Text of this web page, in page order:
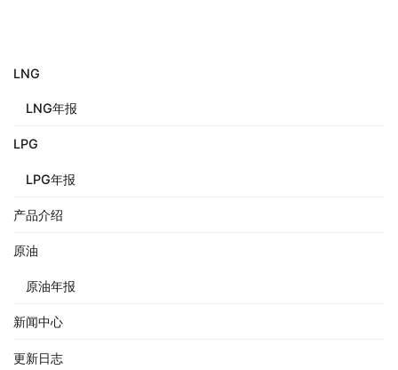
LNG
LNG年报
LPG
LPG年报
产品介绍
原油
原油年报
新闻中心
更新日志